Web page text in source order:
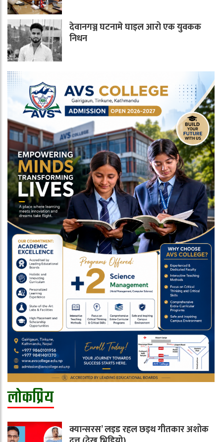
देवानगञ्ज घटनामे घाइल आरो एक युवकक
निधन
लोकप्रिय
क्यान्सरस’ लइड रहल छइथ गीतकार अशोक